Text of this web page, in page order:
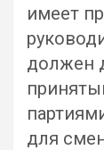
имеет
должен
для